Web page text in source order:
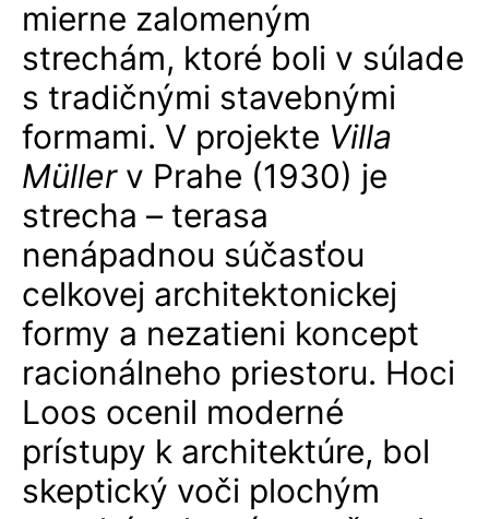
mierne zalomeným
strechám, ktoré boli v súlade
s tradičnými stavebnými
formami. V projekte Villa
Müllerv Prahe (1930) je
strecha – terasa
nenápadnou súčasťou
celkovej architektonickej
formy a nezatieni koncept
racionálneho priestoru. Hoci
Loos ocenil moderné
prístupy k architektúre, bol
skeptický voči plochým